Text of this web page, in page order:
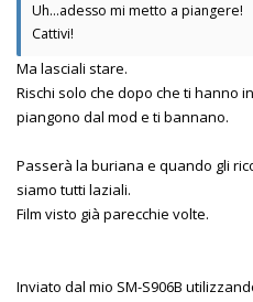
Uh...adesso mi metto a piangere!
Cattivi!
Ma lasciali stare.
Rischi solo che dopo che ti hanno
piangono dal mod e ti bannano.
Passerà la buriana e quando gli
siamo tutti laziali.
Film visto già parecchie volte.
Inviato dal mio SM-S906B